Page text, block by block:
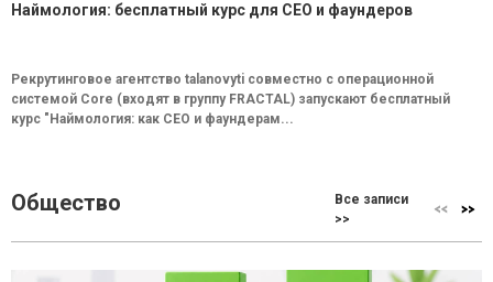
Наймология: бесплатный курс для CEO и фаундеров
Рекрутинговое агентство talanovyti совместно с операционной
системой Core (входят в группу FRACTAL) запускают бесплатный
курс "Наймология: как СEO и фаундерам...
Общество
Все записи
>>